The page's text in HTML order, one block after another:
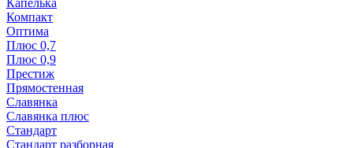
Капелька
Компакт
Оптима
Плюс 0,7
Плюс 0,9
Престиж
Прямостенная
Славянка
Славянка плюс
Стандарт
Стандарт разборная